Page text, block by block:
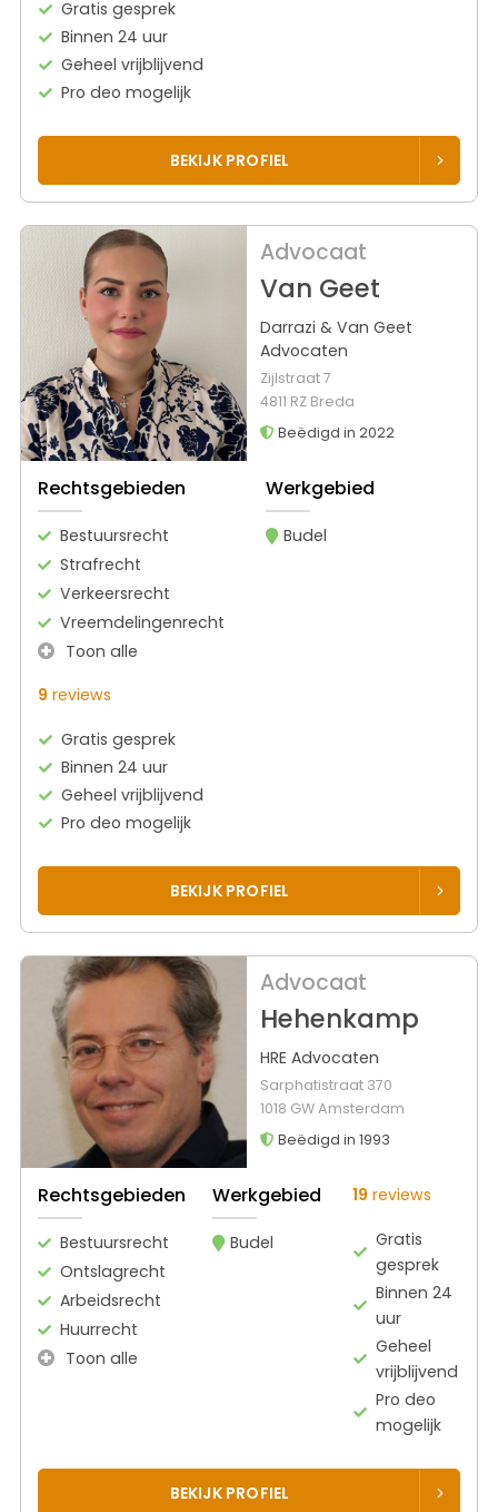
Gratis gesprek
Binnen 24 uur
Geheel vrijblijvend
Pro deo mogelijk
BEKIJK PROFIEL
Advocaat
Van Geet
Darrazi & Van Geet
Advocaten
Zijlstraat 7
4811 RZ Breda
Beëdigd in 2022
Rechtsgebieden
Bestuursrecht
Strafrecht
Verkeersrecht
Vreemdelingenrecht
Toon alle
Werkgebied
Budel
9 reviews
Gratis gesprek
Binnen 24 uur
Geheel vrijblijvend
Pro deo mogelijk
BEKIJK PROFIEL
Advocaat
Hehenkamp
HRE Advocaten
Sarphatistraat 370
1018 GW Amsterdam
Beëdigd in 1993
Rechtsgebieden
Bestuursrecht
Ontslagrecht
Arbeidsrecht
Huurrecht
Toon alle
Werkgebied
Budel
19 reviews
Gratis
gesprek
Binnen 24
uur
Geheel
vrijblijvend
Pro deo
mogelijk
BEKIJK PROFIEL